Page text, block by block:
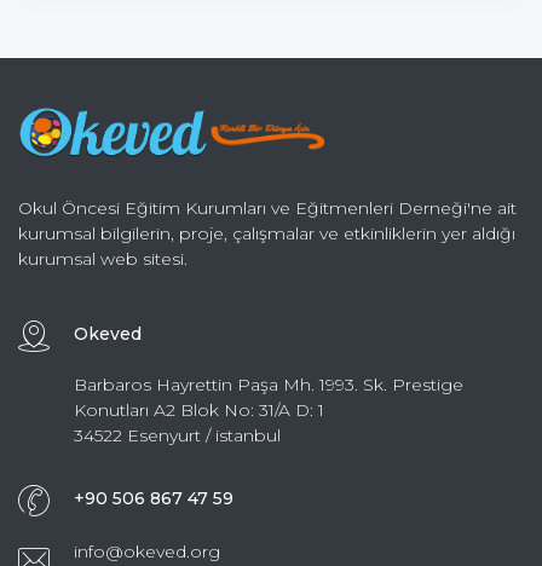
Okul Öncesi Eğitim Kurumları ve Eğitmenleri Derneği'ne ait
kurumsal bilgilerin, proje, çalışmalar ve etkinliklerin yer aldığı
kurumsal web sitesi.
Okeved
Barbaros Hayrettin Paşa Mh. 1993. Sk. Prestige
Konutları A2 Blok No: 31/A D: 1
34522 Esenyurt / istanbul
+90 506 867 47 59
info@okeved.org